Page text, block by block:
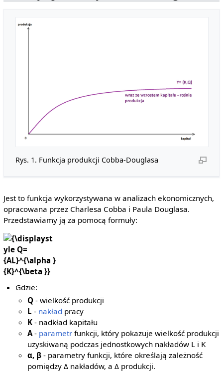
Rys. 1. Funkcja produkcji Cobba-Douglasa
Jest to funkcja wykorzystywana w analizach ekonomicznych,
opracowana przez Charlesa Cobba i Paula Douglasa.
Przedstawiamy ją za pomocą formuły:
{\displaystyle
Q=
{AL}^{\alpha }
{K}^{\beta }}
Gdzie:
Q - wielkość produkcji
L - nakład pracy
K - nadkład kapitału
A- parametr funkcji, który pokazuje wielkość produkcji
uzyskiwaną podczas jednostkowych nakładów L i K
α, β - parametry funkcji, które określają zależność
pomiędzy Δ nakładów, a Δ produkcji.